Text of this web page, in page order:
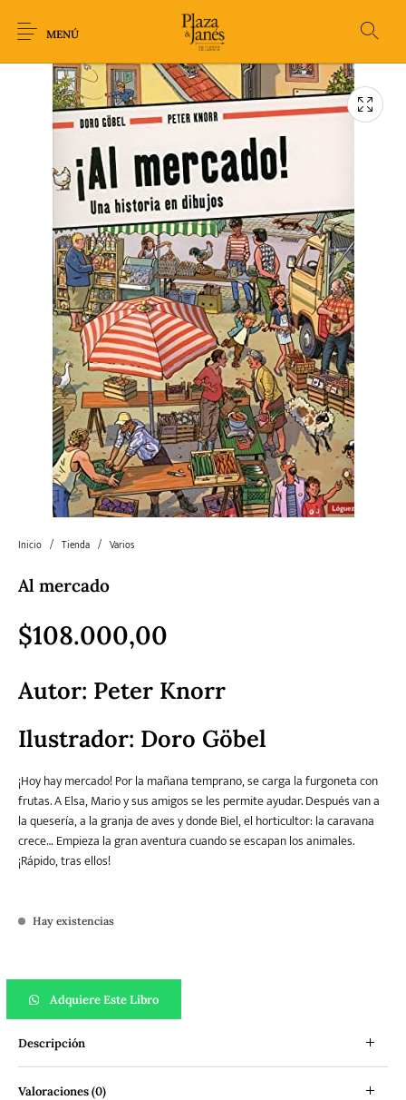
MENÚ
Arte
Crimen Thriller Cuento Ecolibros
Fantasía Ficción Filosofía Gastronomía
Historia Horror
Humor gráfico-
Comic
Literatura infantil
Literatura juvenil
Literatura
universal y Clásicos
Pedagogía Poesía
Política
Inicio / Tienda / Varios
Al mercado
$108.000,00
Autor: Peter Knorr
Ilustrador: Doro Göbel
¡Hoy hay mercado! Por la mañana temprano, se carga la furgoneta con
frutas. A Elsa, Mario y sus amigos se les permite ayudar. Después van a
la quesería, a la granja de aves y donde Biel, el horticultor: la caravana
crece… Empieza la gran aventura cuando se escapan los animales.
¡Rápido, tras ellos!
Hay existencias
Adquiere Este Libro
Descripción
Valoraciones (0)